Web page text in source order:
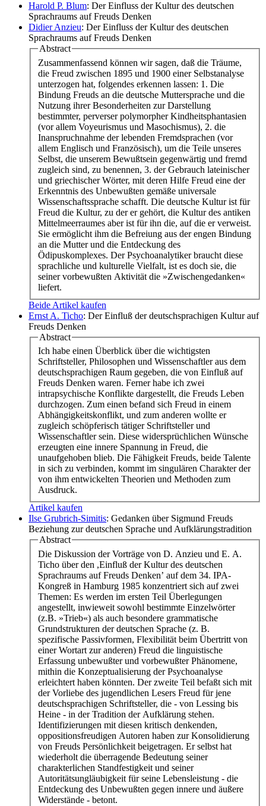
Harold P. Blum: Der Einfluss der Kultur des deutschen
Sprachraums auf Freuds Denken
Didier Anzieu: Der Einfluss der Kultur des deutschen
Sprachraums auf Freuds Denken
Abstract
Zusammenfassend können wir sagen, daß die Träume,
die Freud zwischen 1895 und 1900 einer Selbstanalyse
unterzogen hat, folgendes erkennen lassen: 1. Die
Bindung Freuds an die deutsche Muttersprache und die
Nutzung ihrer Besonderheiten zur Darstellung
bestimmter, perverser polymorpher Kindheitsphantasien
(vor allem Voyeurismus und Masochismus), 2. die
Inanspruchnahme der lebenden Fremdsprachen (vor
allem Englisch und Französisch), um die Teile unseres
Selbst, die unserem Bewußtsein gegenwärtig und fremd
zugleich sind, zu benennen, 3. der Gebrauch lateinischer
und griechischer Wörter, mit deren Hilfe Freud eine der
Erkenntnis des Unbewußten gemäße universale
Wissenschaftssprache schafft. Die deutsche Kultur ist für
Freud die Kultur, zu der er gehört, die Kultur des antiken
Mittelmeerraumes aber ist für ihn die, auf die er verweist.
Sie ermöglicht ihm die Befreiung aus der engen Bindung
an die Mutter und die Entdeckung des
Ödipuskomplexes. Der Psychoanalytiker braucht diese
sprachliche und kulturelle Vielfalt, ist es doch sie, die
seiner vorbewußten Aktivität die »Zwischengedanken«
liefert.
Beide Artikel kaufen
Ernst A. Ticho: Der Einfluß der deutschsprachigen Kultur auf
Freuds Denken
Abstract
Ich habe einen Überblick über die wichtigsten
Schriftsteller, Philosophen und Wissenschaftler aus dem
deutschsprachigen Raum gegeben, die von Einfluß auf
Freuds Denken waren. Ferner habe ich zwei
intrapsychische Konflikte dargestellt, die Freuds Leben
durchzogen. Zum einen befand sich Freud in einem
Abhängigkeitskonflikt, und zum anderen wollte er
zugleich schöpferisch tätiger Schriftsteller und
Wissenschaftler sein. Diese widersprüchlichen Wünsche
erzeugten eine innere Spannung in Freud, die
unaufgehoben blieb. Die Fähigkeit Freuds, beide Talente
in sich zu verbinden, kommt im singulären Charakter der
von ihm entwickelten Theorien und Methoden zum
Ausdruck.
Artikel kaufen
Ilse Grubrich-Simitis: Gedanken über Sigmund Freuds
Beziehung zur deutschen Sprache und Aufklärungstradition
Abstract
Die Diskussion der Vorträge von D. Anzieu und E. A.
Ticho über den ,Einfluß der Kultur des deutschen
Sprachraums auf Freuds Denken’ auf dem 34. IPA-
Kongreß in Hamburg 1985 konzentriert sich auf zwei
Themen: Es werden im ersten Teil Überlegungen
angestellt, inwieweit sowohl bestimmte Einzelwörter
(z.B. »Trieb«) als auch besondere grammatische
Grundstrukturen der deutschen Sprache (z. B.
spezifische Passivformen, Flexibilität beim Übertritt von
einer Wortart zur anderen) Freud die linguistische
Erfassung unbewußter und vorbewußter Phänomene,
mithin die Konzeptualisierung der Psychoanalyse
erleichtert haben könnten. Der zweite Teil befaßt sich mit
der Vorliebe des jugendlichen Lesers Freud für jene
deutschsprachigen Schriftsteller, die - von Lessing bis
Heine - in der Tradition der Aufklärung stehen.
Identifizierungen mit diesen kritisch denkenden,
oppositionsfreudigen Autoren haben zur Konsolidierung
von Freuds Persönlichkeit beigetragen. Er selbst hat
wiederholt die überragende Bedeutung seiner
charakterlichen Standfestigkeit und seiner
Autoritätsungläubigkeit für seine Lebensleistung - die
Entdeckung des Unbewußten gegen innere und äußere
Widerstände - betont.